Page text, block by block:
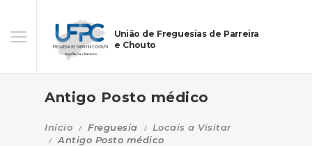
União de Freguesias de Parreira
e Chouto
Antigo Posto médico
Início Freguesia
Locais a Visitar
Antigo Posto médico